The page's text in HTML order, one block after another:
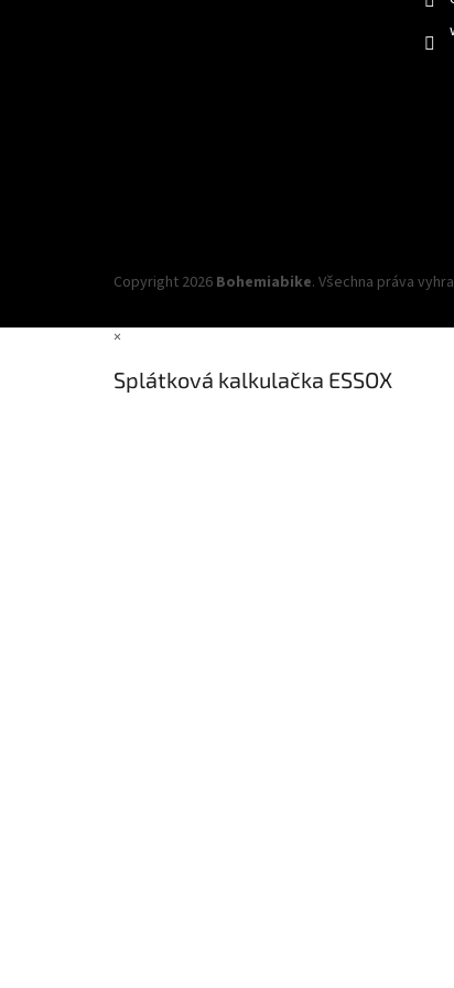
Copyright 2026 Bohemiabike. Všechna práva
×
Splátková kalkulačka ESSOX